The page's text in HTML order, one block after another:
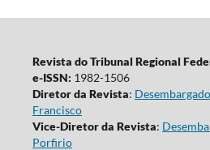
Revista do Tribunal Regional
e-ISSN: 1982-1506
Diretor da Revista:
Francisco
Vice-Diretor da Revista:
Porfirio